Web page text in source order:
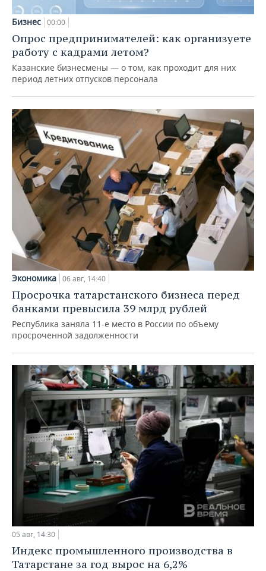
Бизнес 00:00
Опрос предпринимателей: как организуете
работу с кадрами летом?
Казанские бизнесмены — о том, как проходит для них
период летних отпусков персонала
Экономика 06 авг, 14:40
Просрочка татарстанского бизнеса перед
банками превысила 39 млрд рублей
Республика заняла 11-е место в России по объему
просроченной задолженности
05 авг, 14:30
Индекс промышленного производства в
Татарстане за год вырос на 6,2%